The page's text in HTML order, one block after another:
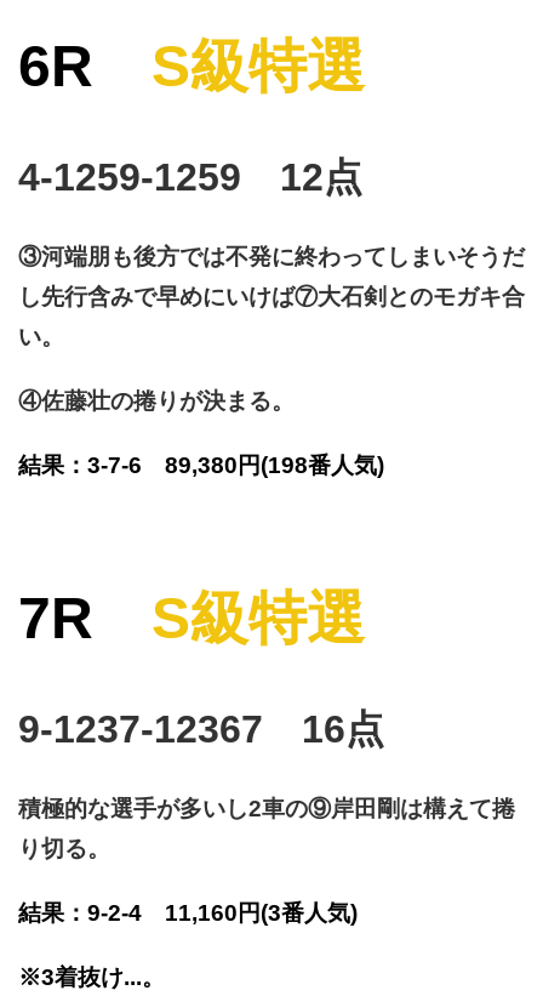
6R S級特選
4-1259-1259 12点
③河端朋も後方では不発に終わってしまいそうだ
し先行含みで早めにいけば⑦大石剣とのモガキ合
い。
④佐藤壮の捲りが決まる。
結果：3-7-6 89,380円(198番人気)
7R S級特選
9-1237-12367 16点
積極的な選手が多いし2車の⑨岸田剛は構えて捲
り切る。
結果：9-2-4 11,160円(3番人気)
※3着抜け...。